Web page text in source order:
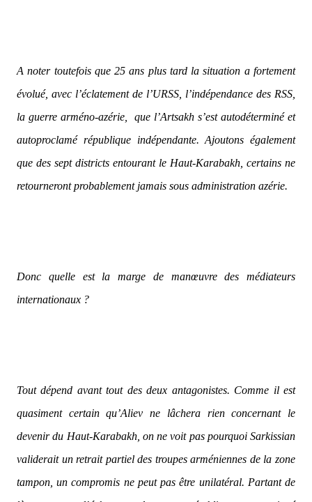
A noter toutefois que 25 ans plus tard la situation a fortement
évolué, avec l’éclatement de l’URSS, l’indépendance des RSS,
la guerre arméno-azérie,
que l’Artsakh s’est autodéterminé et
autoproclamé république indépendante. Ajoutons également
que des sept districts entourant le Haut-Karabakh, certains ne
retourneront probablement jamais sous administration azérie.
Donc quelle est la marge de manœuvre des médiateurs
internationaux ?
Tout dépend avant tout des deux antagonistes. Comme il est
quasiment certain qu’Aliev ne lâchera rien concernant le
devenir du Haut-Karabakh, on ne voit pas pourquoi Sarkissian
validerait un retrait partiel des troupes arméniennes de la zone
tampon, un compromis ne peut pas être unilatéral. Partant de